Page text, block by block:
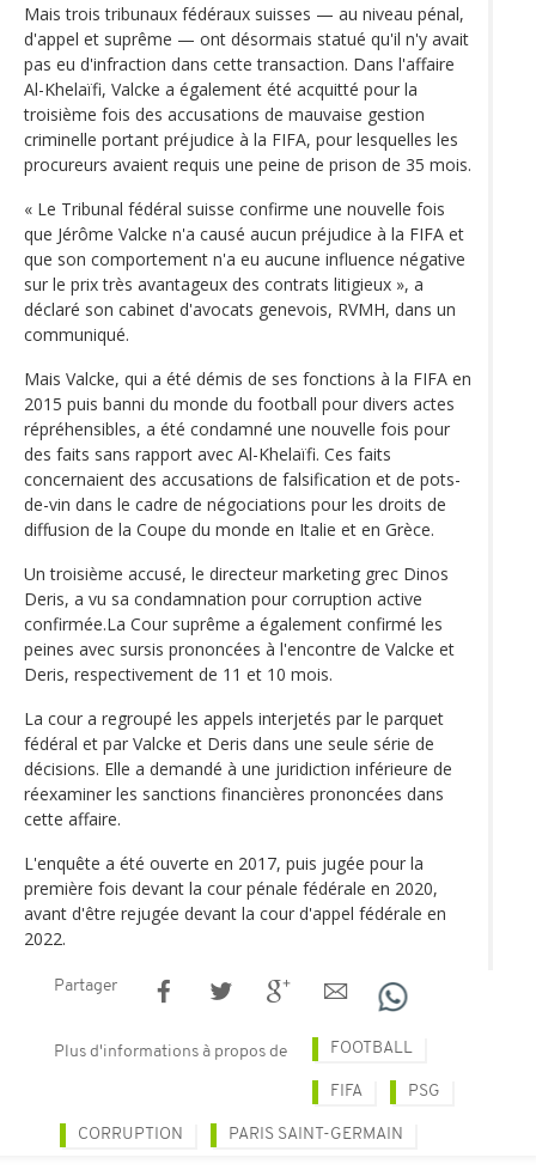
Mais trois tribunaux fédéraux suisses — au niveau pénal,
d'appel et suprême — ont désormais statué qu'il n'y avait
pas eu d'infraction dans cette transaction. Dans l'affaire
Al-Khelaïfi, Valcke a également été acquitté pour la
troisième fois des accusations de mauvaise gestion
criminelle portant préjudice à la FIFA, pour lesquelles les
procureurs avaient requis une peine de prison de 35 mois.
« Le Tribunal fédéral suisse confirme une nouvelle fois
que Jérôme Valcke n'a causé aucun préjudice à la FIFA et
que son comportement n'a eu aucune influence négative
sur le prix très avantageux des contrats litigieux », a
déclaré son cabinet d'avocats genevois, RVMH, dans un
communiqué.
Mais Valcke, qui a été démis de ses fonctions à la FIFA en
2015 puis banni du monde du football pour divers actes
répréhensibles, a été condamné une nouvelle fois pour
des faits sans rapport avec Al-Khelaïfi. Ces faits
concernaient des accusations de falsification et de pots-
de-vin dans le cadre de négociations pour les droits de
diffusion de la Coupe du monde en Italie et en Grèce.
Un troisième accusé, le directeur marketing grec Dinos
Deris, a vu sa condamnation pour corruption active
confirmée.La Cour suprême a également confirmé les
peines avec sursis prononcées à l'encontre de Valcke et
Deris, respectivement de 11 et 10 mois.
La cour a regroupé les appels interjetés par le parquet
fédéral et par Valcke et Deris dans une seule série de
décisions. Elle a demandé à une juridiction inférieure de
réexaminer les sanctions financières prononcées dans
cette affaire.
L'enquête a été ouverte en 2017, puis jugée pour la
première fois devant la cour pénale fédérale en 2020,
avant d'être rejugée devant la cour d'appel fédérale en
2022.
Partager
Plus d'informations à propos de FOOTBALL
FIFA PSG
CORRUPTION PARIS SAINT-GERMAIN